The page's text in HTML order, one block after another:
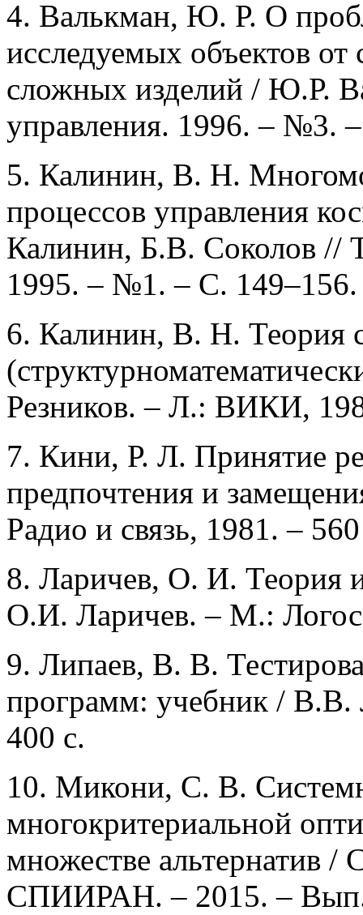
4. Валькман, Ю. Р. О
исследуемых объектов от
сложных изделий / Ю.Р.
управления. 1996. – №3.
5. Калинин, В. Н.
процессов управления
Калинин, Б.В. Соколов //
1995. – №1. – С. 149–156.
6. Калинин, В. Н. Теория
Резников. – Л.: ВИКИ,
7. Кини, Р. Л. Принятие
предпочтения и
Радио и связь, 1981. –
8. Ларичев, О. И. Теория
О.И. Ларичев. – М.:
9. Липаев, В. В.
программ: учебник / В.В.
400 с.
10. Микони, С. В.
многокритериальной
множестве альтернатив
СПИИРАН. – 2015. –